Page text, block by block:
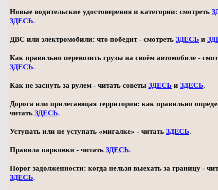
Новые водительские удостоверения и категории: смотреть
ЗДЕСЬ.
ДВС или электромобили: что победит - смотреть ЗДЕСЬ и
Как правильно перевозить грузы на своём автомобиле -
ЗДЕСЬ.
Как не заснуть за рулем - читать советы ЗДЕСЬ и ЗДЕСЬ.
Дорога или прилегающая территория: как правильно
читать ЗДЕСЬ.
Уступать или не уступать «мигалке» - читать ЗДЕСЬ.
Правила парковки - читать ЗДЕСЬ.
Порог задолженности: когда нельзя выехать за границу -
ЗДЕСЬ.